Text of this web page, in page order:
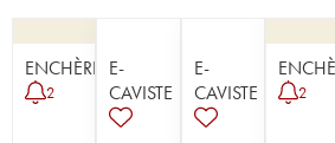
ENCHÈRE
2
E-
CAVISTE
E-
CAVISTE
2